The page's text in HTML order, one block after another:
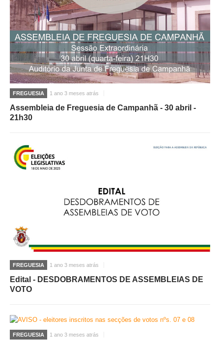
FREGUESIA 1 ano 3 meses atrás
Assembleia de Freguesia de Campanhã - 30 abril -
21h30
FREGUESIA 1 ano 3 meses atrás
Edital - DESDOBRAMENTOS DE ASSEMBLEIAS DE
VOTO
FREGUESIA 1 ano 3 meses atrás